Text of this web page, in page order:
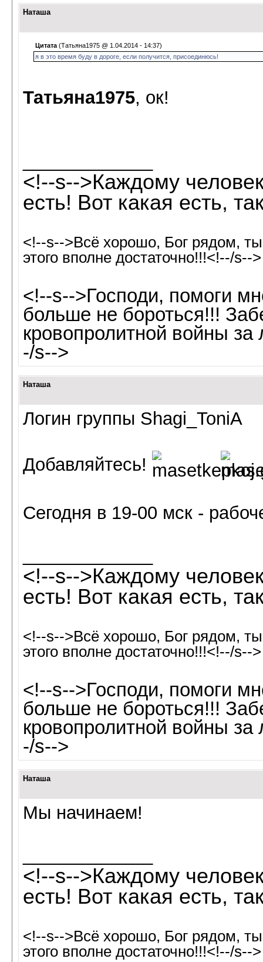
Наташа
Цитата (Татьяна1975 @ 1.04.2014 - 14:37)
я в это время буду в дороге, если получится, присоединюсь!
Татьяна1975, ок!
<!--s-->Каждому
есть! Вот какая есть,
<!--s-->Всё хорошо, Бог рядом,
этого вполне достаточно!!!<!--/s-->
<!--s-->Господи, помоги
больше не бороться!!!
кровопролитной войны
-/s-->
Наташа
Логин группы Shagi_ToniA
Добавляйтесь!
Сегодня в 19-00 мск -
<!--s-->Каждому
есть! Вот какая есть,
<!--s-->Всё хорошо, Бог рядом,
этого вполне достаточно!!!<!--/s-->
<!--s-->Господи, помоги
больше не бороться!!!
кровопролитной войны
-/s-->
Наташа
Мы начинаем!
<!--s-->Каждому
есть! Вот какая есть,
<!--s-->Всё хорошо, Бог рядом,
этого вполне достаточно!!!<!--/s-->